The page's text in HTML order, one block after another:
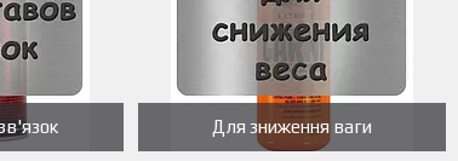
Для зниження ваги